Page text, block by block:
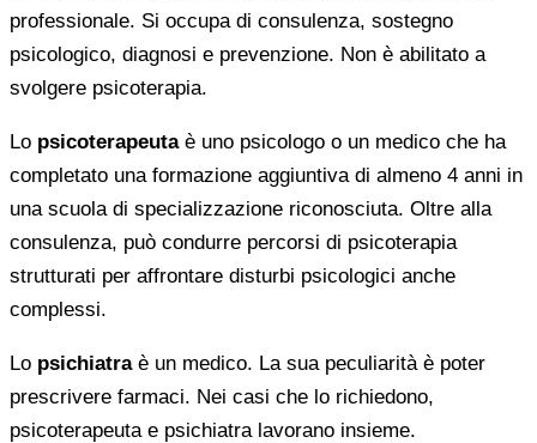
professionale. Si occupa di consulenza, sostegno
psicologico, diagnosi e prevenzione. Non è abilitato a
svolgere psicoterapia.
Lo psicoterapeutaè uno psicologo o un medico che ha
completato una formazione aggiuntiva di almeno 4 anni in
una scuola di specializzazione riconosciuta. Oltre alla
consulenza, può condurre percorsi di psicoterapia
strutturati per affrontare disturbi psicologici anche
complessi.
Lo psichiatraè un medico. La sua peculiarità è poter
prescrivere farmaci. Nei casi che lo richiedono,
psicoterapeuta e psichiatra lavorano insieme.